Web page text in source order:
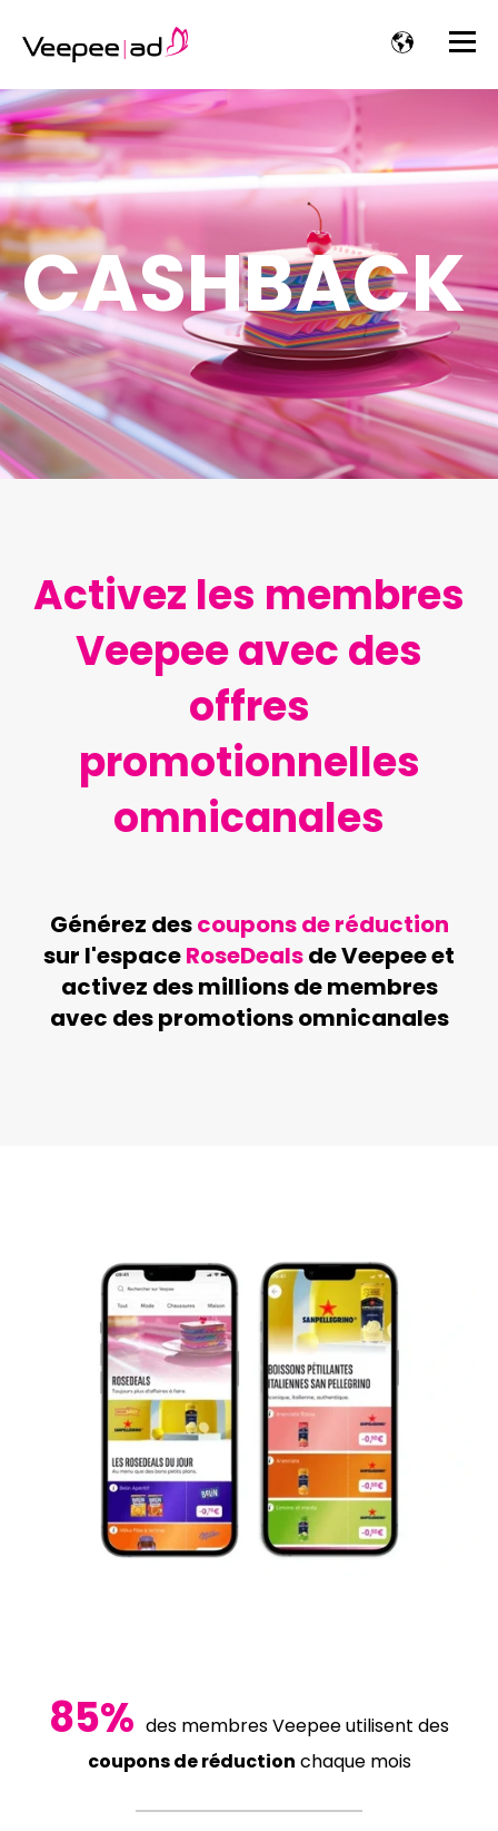
CASHBACK
Activez les membres
Veepee avec des
offres
promotionnelles
omnicanales
Générez descoupons de réduction
sur l'espaceRoseDealsde Veepee et
activez des millions de membres
avec des promotions omnicanales
85% des membres Veepee utilisent des
coupons de réduction chaque mois